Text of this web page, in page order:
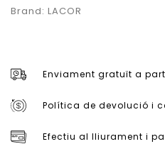
Brand: LACOR
Enviament gratuït a
Política de devolució i
Efectiu al lliurament i